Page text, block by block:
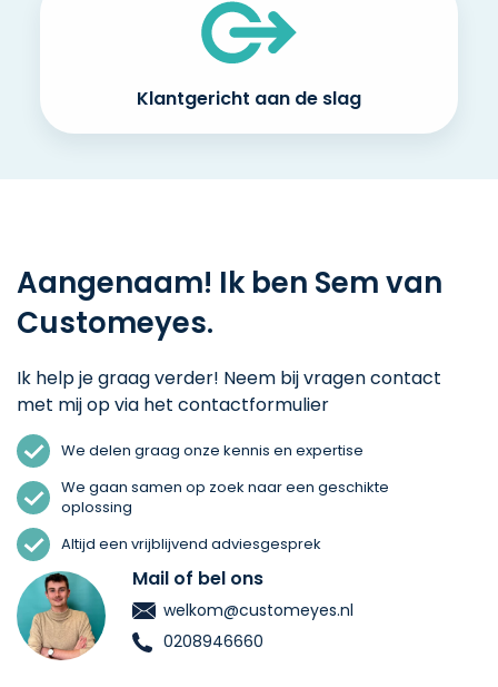
Klantgericht aan de slag
Aangenaam! Ik ben Sem van
Customeyes.
Ik help je graag verder! Neem bij vragen contact
met mij op via het contactformulier
We delen graag onze kennis en expertise
We gaan samen op zoek naar een geschikte
oplossing
Altijd een vrijblijvend adviesgesprek
Mail of bel ons
welkom@customeyes.nl
0208946660